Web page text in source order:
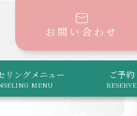
お問い合わせ
リングメニュー
MENU
ご予約
RESERVE